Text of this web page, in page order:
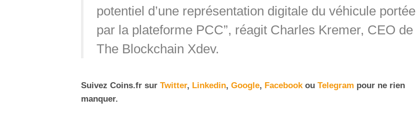
potentiel d’une représentation digitale du véhicule portée
par la plateforme PCC”, réagit Charles Kremer, CEO de
The Blockchain Xdev.
Suivez Coins.fr sur Twitter, Linkedin, Google, Facebookou Telegram pour ne rien
manquer.